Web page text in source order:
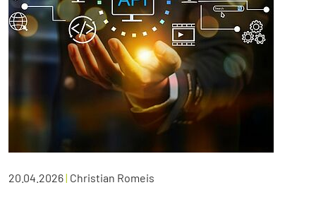
20.04.2026| Christian Romeis